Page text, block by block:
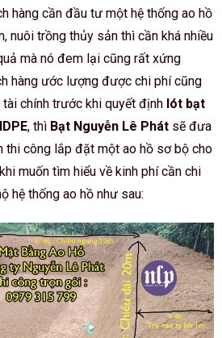
hàng cần đầu tư một hệ thống ao hồ
nuôi trồng thủy sản thì cần khá nhiều
mà nó đem lại cũng rất xứng
hàng ước lượng được chi phí cũng
chính trước khi quyết định lót bạt
, thì Bạt Nguyễn Lê Phát sẽ đưa
thi công lắp đặt một ao hồ sơ bộ cho
muốn tìm hiểu về kinh phí cần chi
hệ thống ao hồ như sau: